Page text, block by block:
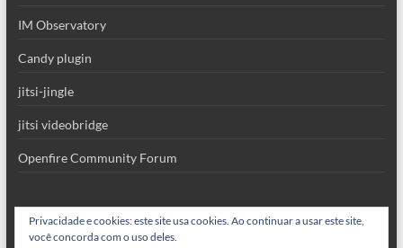
IM Observatory
Candy plugin
jitsi-jingle
jitsi videobridge
Openfire Community Forum
Privacidade e cookies: este site usa cookies. Ao continuar a usar este site,
você concorda com o uso deles.